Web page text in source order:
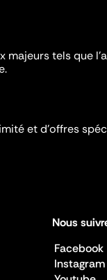
tels que
et d’offres
Nous
Facebook
Instagram